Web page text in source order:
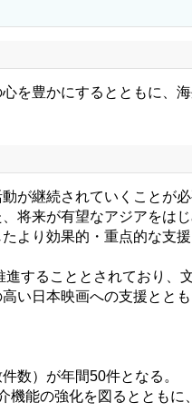
豊かにするとともに、
継続されていくことが
来が有望なアジアをは
り効果的・重点的な支
することとされており、
日本映画への支援とと
数）が年間50件となる。
の強化を図るとともに